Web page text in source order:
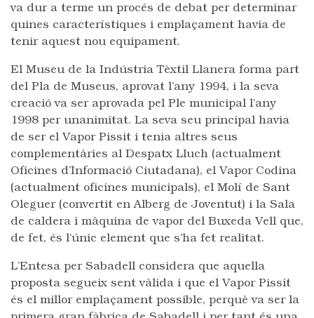
va dur a terme un procés de debat per determinar
quines característiques i emplaçament havia de
tenir aquest nou equipament.
El Museu de la Indústria Tèxtil Llanera forma part
del Pla de Museus, aprovat l’any 1994, i la seva
creació va ser aprovada pel Ple municipal l’any
1998 per unanimitat. La seva seu principal havia
de ser el Vapor Pissit i tenia altres seus
complementàries al Despatx Lluch (actualment
Oficines d’Informació Ciutadana), el Vapor Codina
(actualment oficines municipals), el Molí de Sant
Oleguer (convertit en Alberg de Joventut) i la Sala
de caldera i màquina de vapor del Buxeda Vell que,
de fet, és l’únic element que s’ha fet realitat.
L’Entesa per Sabadell considera que aquella
proposta segueix sent vàlida i que el Vapor Pissit
és el millor emplaçament possible, perquè va ser la